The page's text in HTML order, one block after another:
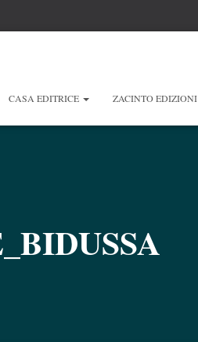
CASA EDITRICE ZACINTO EDIZIONI